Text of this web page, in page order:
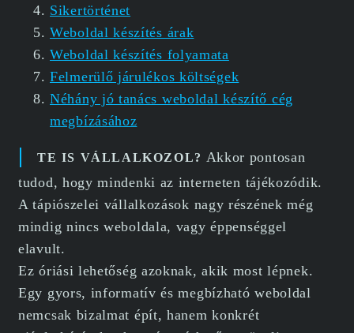
Sikertörténet
Weboldal készítés árak
Weboldal készítés folyamata
Felmerülő járulékos költségek
Néhány jó tanács weboldal készítő cég
megbízásához
TE IS VÁLLALKOZOL? Akkor pontosan
tudod, hogy mindenki az interneten tájékozódik.
A tápiószelei vállalkozások nagy részének még
mindig nincs weboldala, vagy éppenséggel
elavult.
Ez óriási lehetőség azoknak, akik most lépnek.
Egy gyors, informatív és megbízható weboldal
nemcsak bizalmat épít, hanem konkrét